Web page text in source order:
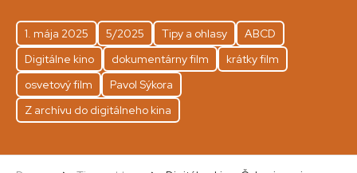
1. mája 2025 5/2025 Tipy a ohlasy
ABCD
Digitálne kino
dokumentárny film
krátky film
osvetový film
Pavol Sýkora
Z archívu do digitálneho kina